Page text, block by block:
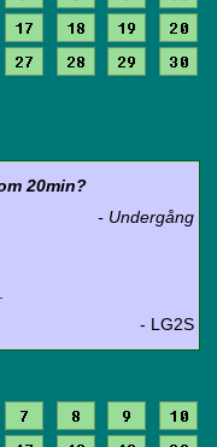
17 18 19
20
27 28 29
30
20min?
- Undergång
- LG2S
7 8 9
10